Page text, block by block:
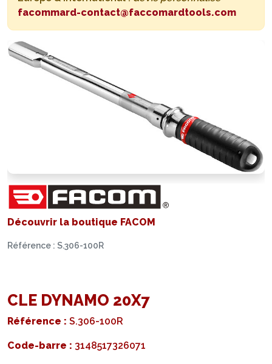
facommard-contact@faccomardtools.com
Découvrir la boutique FACOM
Référence : S.306-100R
CLE DYNAMO 20X7
Référence : S.306-100R
Code-barre : 3148517326071